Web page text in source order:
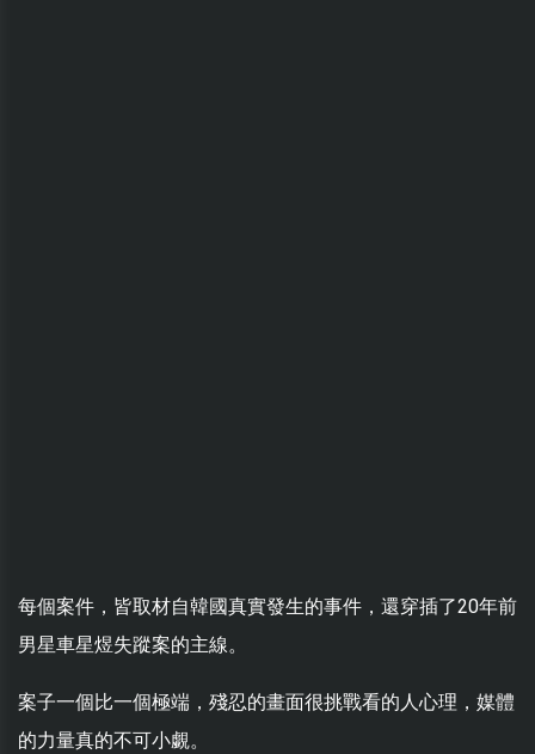
每個案件，皆取材自韓國真實發生的事件，還穿插了20年前
男星車星煜失蹤案的主線。
案子一個比一個極端，殘忍的畫面很挑戰看的人心理，媒體
的力量真的不可小覷。